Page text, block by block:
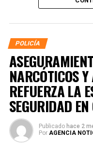
POLICÍA
NARCÓTICOS
REFUERZA LA
SEGURIDAD
Publicado hace 2
Por AGENCIA